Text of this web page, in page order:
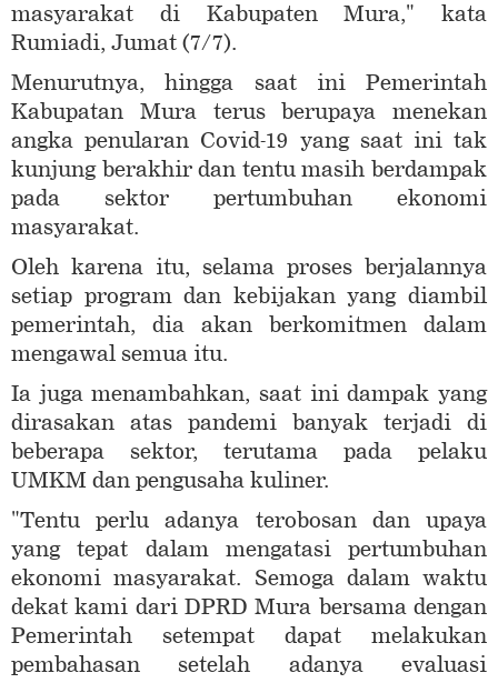
masyarakat di Kabupaten Mura," kata
Rumiadi, Jumat (7/7).
Menurutnya, hingga saat ini Pemerintah
Kabupatan Mura terus berupaya menekan
angka penularan Covid-19 yang saat ini tak
kunjung berakhir dan tentu masih berdampak
pada sektor pertumbuhan ekonomi
masyarakat.
Oleh karena itu, selama proses berjalannya
setiap program dan kebijakan yang diambil
pemerintah, dia akan berkomitmen dalam
mengawal semua itu.
Ia juga menambahkan, saat ini dampak yang
dirasakan atas pandemi banyak terjadi di
beberapa sektor, terutama pada pelaku
UMKM dan pengusaha kuliner.
"Tentu perlu adanya terobosan dan upaya
yang tepat dalam mengatasi pertumbuhan
ekonomi masyarakat. Semoga dalam waktu
dekat kami dari DPRD Mura bersama dengan
Pemerintah setempat dapat melakukan
pembahasan setelah adanya evaluasi